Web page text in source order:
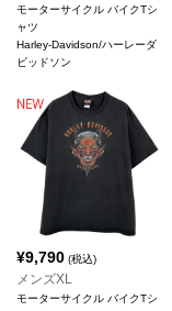
モーターサイクル バイクTシ
ャツ
Harley-Davidson/ハーレーダ
ビッドソン
¥9,790 (税込)
メンズXL
モーターサイクル バイクTシ